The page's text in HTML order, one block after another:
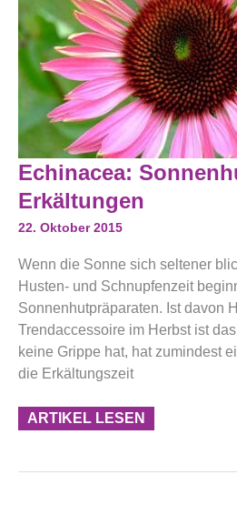
Echinacea:
Erkältungen
22. Oktober 2015
Wenn die Sonne sich seltener
Husten- und Schnupfenzeit
Sonnenhutpräparaten. Ist davon
Trendaccessoire im Herbst ist
keine Grippe hat, hat zumindest
die Erkältungszeit
Echinacea:
Sonnenhut
Gegen
Erkältungen
ARTIKEL LESEN